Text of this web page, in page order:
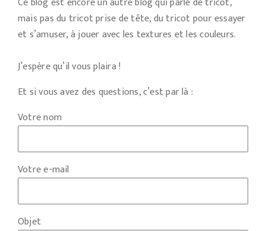
mais pas du tricot prise de tête, du tricot pour essayer
et s’amuser, à jouer avec les textures et les couleurs.
J’espère qu’il vous plaira !
Et si vous avez des questions, c’est par là :
Votre nom
Votre e-mail
Objet